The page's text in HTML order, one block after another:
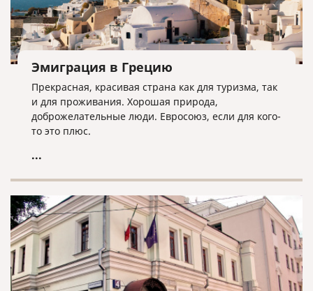
Эмиграция в Грецию
Прекрасная, красивая страна как для туризма, так
и для проживания. Хорошая природа,
доброжелательные люди. Евросоюз, если для кого-
то это плюс.
...